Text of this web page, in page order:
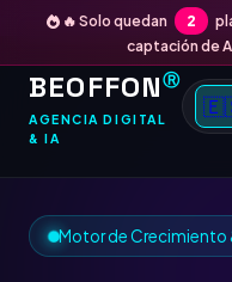
🔥 Solo quedan 2
captación de
BEOFFONⓇ
AGENCIA DIGITAL
& IA
Motor de